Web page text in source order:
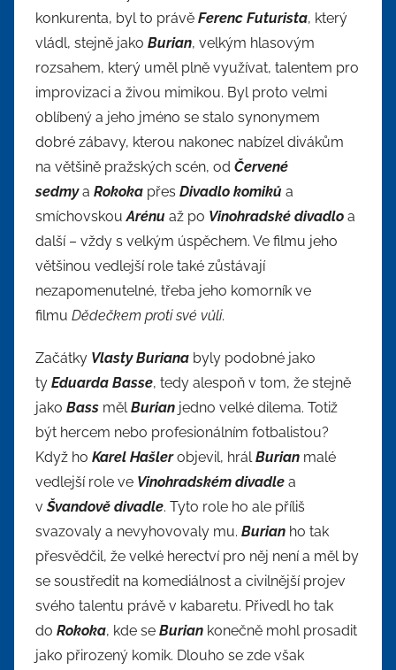
konkurenta, byl to právě Ferenc Futurista, který
vládl, stejně jako Burian, velkým hlasovým
rozsahem, který uměl plně využívat, talentem pro
improvizaci a živou mimikou. Byl proto velmi
oblíbený a jeho jméno se stalo synonymem
dobré zábavy, kterou nakonec nabízel divákům
na většině pražských scén, od Červené
sedmya Rokoka přes Divadlo komiků a
smíchovskouArénu až po Vinohradské divadlo a
další – vždy s velkým úspěchem. Ve filmu jeho
většinou vedlejší role také zůstávají
nezapomenutelné, třeba jeho komorník ve
filmu Dědečkem proti své vůli.
Začátky Vlasty Buriana byly podobné jako
ty Eduarda Basse, tedy alespoň v tom, že stejně
jako Bass mělBurian jedno velké dilema. Totiž
být hercem nebo profesionálním fotbalistou?
Když ho Karel Hašlerobjevil, hrálBurian malé
vedlejší role ve Vinohradském divadle a
vŠvandově divadle. Tyto role ho ale příliš
svazovaly a nevyhovovaly mu. Burian ho tak
přesvědčil, že velké herectví pro něj není a měl by
se soustředit na komediálnost a civilnější projev
svého talentu právě v kabaretu. Přivedl ho tak
do Rokoka, kde se Burian konečně mohl prosadit
jako přirozený komik. Dlouho se zde však